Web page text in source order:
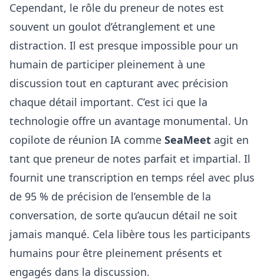
Cependant, le rôle du preneur de notes est
souvent un goulot d’étranglement et une
distraction. Il est presque impossible pour un
humain de participer pleinement à une
discussion tout en capturant avec précision
chaque détail important. C’est ici que la
technologie offre un avantage monumental. Un
copilote de réunion IA comme SeaMeet agit en
tant que preneur de notes parfait et impartial. Il
fournit une transcription en temps réel avec plus
de 95 % de précision de l’ensemble de la
conversation, de sorte qu’aucun détail ne soit
jamais manqué. Cela libère tous les participants
humains pour être pleinement présents et
engagés dans la discussion.